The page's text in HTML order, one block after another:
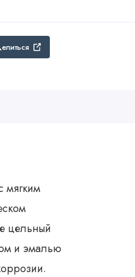
мягким
цельный
и эмалью